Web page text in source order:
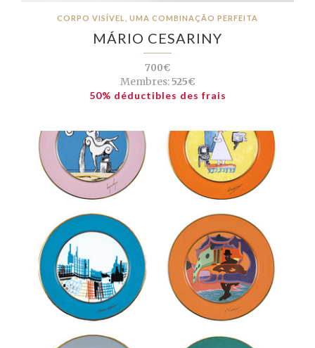
CORPO VISÍVEL, UMA COMBINAÇÃO PERFEITA
MÁRIO CESARINY
700€
Membres:525€
50% déductibles des frais